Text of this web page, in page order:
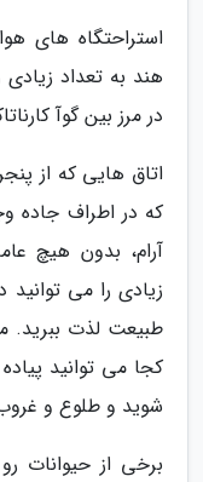
استراحتگاه های
هند به تعداد
در مرز بین گوآ
اتاق هایی که از
که در اطراف جاده
آرام، بدون هیچ
زیادی را می
طبیعت لذت ببرید.
کجا می توانید
شوید و طلوع و
برخی از حیوانات